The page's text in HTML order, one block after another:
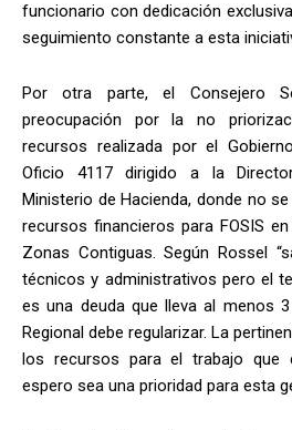
funcionario con dedicación
seguimiento constante a esta
Por otra parte, el Consejero
preocupación por la no
recursos realizada por el
Oficio 4117 dirigido a la
Ministerio de Hacienda, donde no
recursos financieros para FOSIS
Zonas Contiguas. Según Rossel
técnicos y administrativos pero el
es una deuda que lleva al menos
Regional debe regularizar. La
los recursos para el trabajo que
espero sea una prioridad para esta